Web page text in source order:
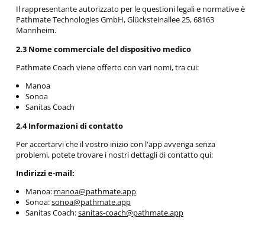
Il rappresentante autorizzato per le questioni legali e normative è
Pathmate Technologies GmbH, Glücksteinallee 25, 68163
Mannheim.
2.3 Nome commerciale del dispositivo medico
Pathmate Coach viene offerto con vari nomi, tra cui:
Manoa
Sonoa
Sanitas Coach
2.4 Informazioni di contatto
Per accertarvi che il vostro inizio con l'app avvenga senza
problemi, potete trovare i nostri dettagli di contatto qui:
Indirizzi e-mail:
Manoa: manoa@pathmate.app
Sonoa:sonoa@pathmate.app
Sanitas Coach:sanitas-coach@pathmate.app